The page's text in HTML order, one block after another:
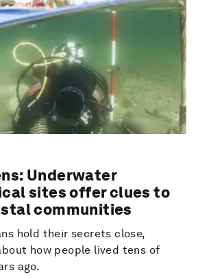
Underwater
sites offer clues to
communities
hold their secrets close,
how people lived tens of
ago.